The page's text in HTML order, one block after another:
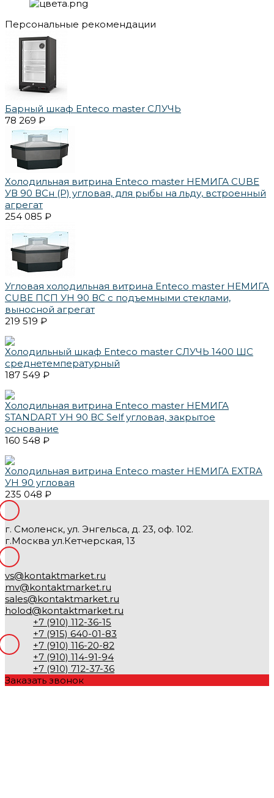
Персональные рекомендации
Барный шкаф Enteco master СЛУЧЬ
78 269 ₽
Холодильная витрина Enteco master НЕМИГА CUBE
УВ 90 ВСн (Р) угловая, для рыбы на льду, встроенный
агрегат
254 085 ₽
Угловая холодильная витрина Enteco master НЕМИГА
CUBE ПСП УН 90 ВС с подъемными стеклами,
выносной агрегат
219 519 ₽
Холодильный шкаф Enteco master СЛУЧЬ 1400 ШС
среднетемпературный
187 549 ₽
Холодильная витрина Enteco master НЕМИГА
STANDART УН 90 ВС Self угловая, закрытое
основание
160 548 ₽
Холодильная витрина Enteco master НЕМИГА EXTRA
УН 90 угловая
235 048 ₽
г. Смоленск, ул. Энгельса, д. 23, оф. 102.
г.Москва ул.Кетчерская, 13
vs@kontaktmarket.ru
mv@kontaktmarket.ru
sales@kontaktmarket.ru
holod@kontaktmarket.ru
+7 (910) 112-36-15
+7 (915) 640-01-83
+7 (910) 116-20-82
+7 (910) 114-91-94
+7 (910) 712-37-36
Заказать звонок